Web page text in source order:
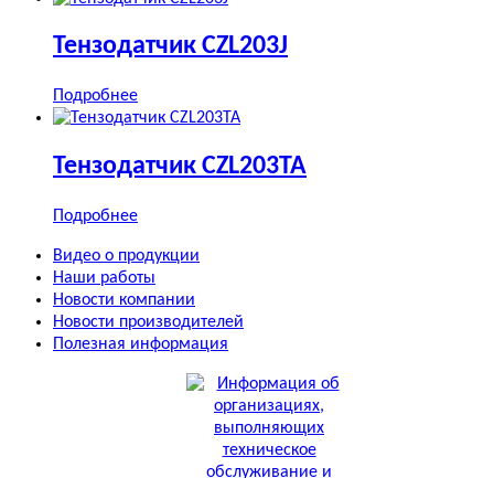
Тензодатчик CZL203J
Подробнее
Тензодатчик CZL203TA
Подробнее
Видео о продукции
Наши работы
Новости компании
Новости производителей
Полезная информация